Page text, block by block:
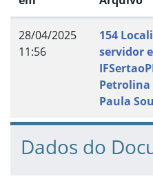
28/04/2025
11:56
154
servidor
Petrolina
Paula
Dados do